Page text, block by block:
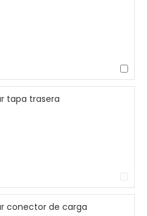
tapa trasera
conector de carga